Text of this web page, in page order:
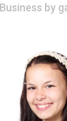
Business by